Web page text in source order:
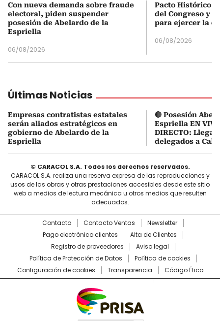
Con nueva demanda sobre fraude
electoral, piden suspender
posesión de Abelardo de la
Espriella
06/08/2026
Pacto Histórico
del Congreso y
para ejercer la
06/08/2026
Últimas Noticias
Empresas contratistas estatales
serán aliados estratégicos en
gobierno de Abelardo de la
Espriella
🔴 Posesión
Espriella EN
DIRECTO:
delegados a Cali
© CARACOL S.A. Todos los derechos reservados.
CARACOL S.A. realiza una reserva expresa de las reproducciones y
usos de las obras y otras prestaciones accesibles desde este sitio
web a medios de lectura mecánica u otros medios que resulten
adecuados.
Contacto Contacto Ventas
Newsletter
Pago electrónico clientes
Alta de Clientes
Registro de proveedores
Aviso legal
Política de Protección de Datos
Política de cookies
Configuración de cookies
Transparencia Código Ético